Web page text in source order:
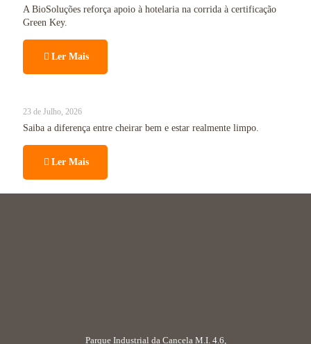
A BioSoluções reforça apoio à hotelaria na corrida à certificação
Green Key.
Ler Mais
23 de Julho, 2026
Saiba a diferença entre cheirar bem e estar realmente limpo.
Ler Mais
Parque Industrial da Cancela M.I. 4.6,